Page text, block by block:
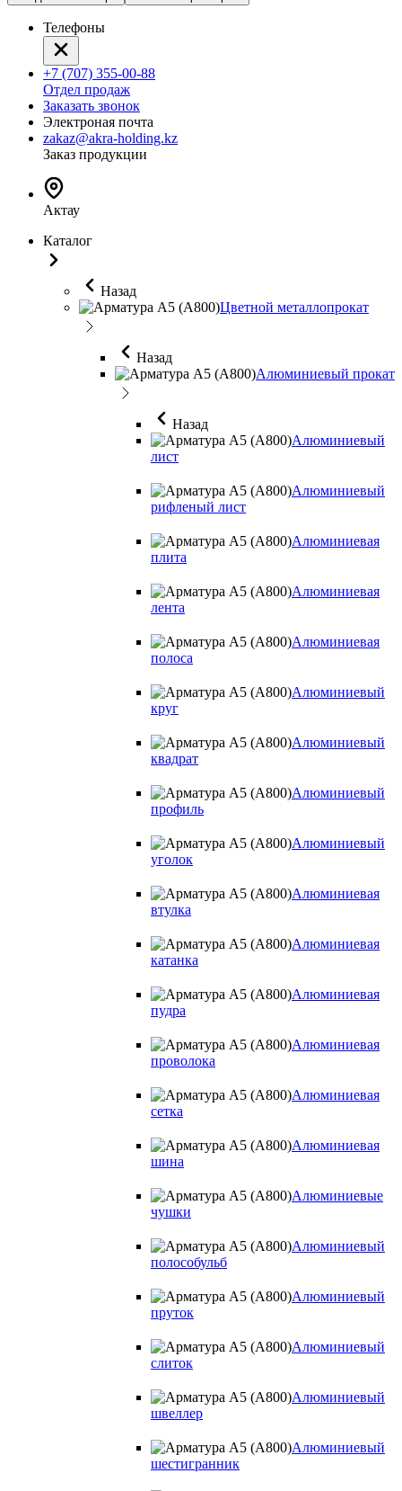
Телефоны
+7 (707) 355-00-88
Отдел продаж
Заказать звонок
Электроная почта
zakaz@akra-holding.kz
Заказ продукции
Актау
Каталог
Назад
Цветной металлопрокат
Назад
Алюминиевый прокат
Назад
Алюминиевый
лист
Алюминиевый
рифленый лист
Алюминиевая
плита
Алюминиевая
лента
Алюминиевая
полоса
Алюминиевый
круг
Алюминиевый
квадрат
Алюминиевый
профиль
Алюминиевый
уголок
Алюминиевая
втулка
Алюминиевая
катанка
Алюминиевая
пудра
Алюминиевая
проволока
Алюминиевая
сетка
Алюминиевая
шина
Алюминиевые
чушки
Алюминиевый
полособульб
Алюминиевый
пруток
Алюминиевый
слиток
Алюминиевый
швеллер
Алюминиевый
шестигранник